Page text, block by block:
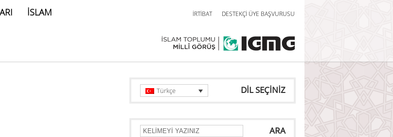
İSLAM İRTİBAT DESTEKÇİ ÜYE BAŞVURUSU
DİL SEÇİNİZ
Türkçe
ARA